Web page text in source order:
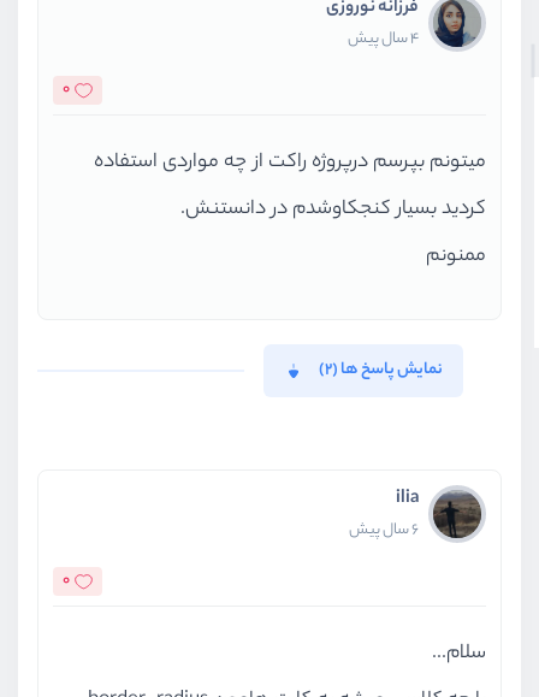
فرزانه نوروزی
4 سال پیش
0
میتونم بپرسم درپروژه راکت از چه مواردی استفاده
کردید بسیار کنجکاوشدم در دانستنش.
ممنونم
نمایش پاسخ ها (2)
ilia
6 سال پیش
0
سلام...